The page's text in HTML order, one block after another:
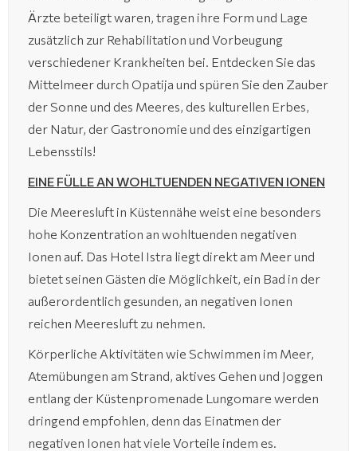
Ärzte beteiligt waren, tragen ihre Form und Lage
zusätzlich zur Rehabilitation und Vorbeugung
verschiedener Krankheiten bei. Entdecken Sie das
Mittelmeer durch Opatija und spüren Sie den Zauber
der Sonne und des Meeres, des kulturellen Erbes,
der Natur, der Gastronomie und des einzigartigen
Lebensstils!
EINE FÜLLE AN WOHLTUENDEN NEGATIVEN IONEN
Die Meeresluft in Küstennähe weist eine besonders
hohe Konzentration an wohltuenden negativen
Ionen auf. Das Hotel Istra liegt direkt am Meer und
bietet seinen Gästen die Möglichkeit, ein Bad in der
außerordentlich gesunden, an negativen Ionen
reichen Meeresluft zu nehmen.
Körperliche Aktivitäten wie Schwimmen im Meer,
Atemübungen am Strand, aktives Gehen und Joggen
entlang der Küstenpromenade Lungomare werden
dringend empfohlen, denn das Einatmen der
negativen Ionen hat viele Vorteile indem es.